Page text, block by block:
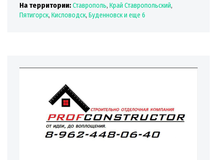
На территории:Ставрополь, Край Ставропольский,
Пятигорск, Кисловодск, Буденновски еще 6